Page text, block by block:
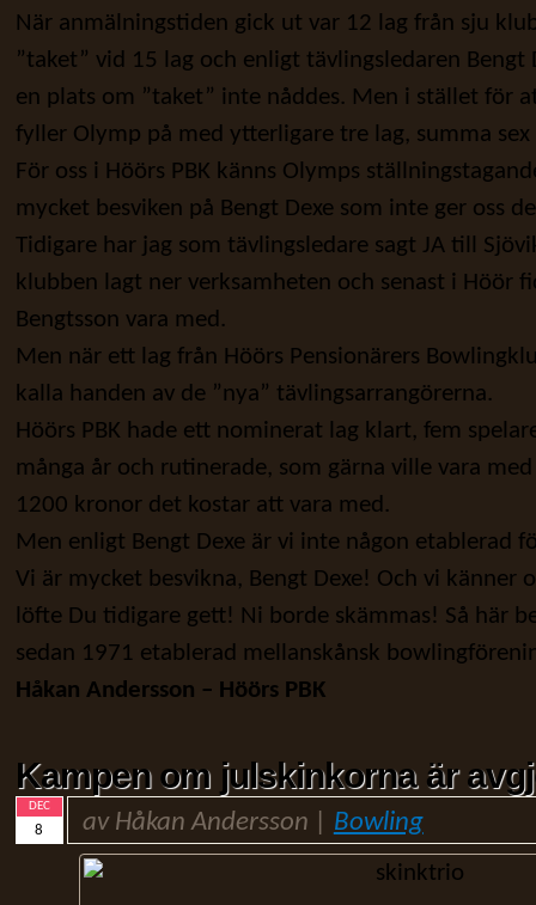
När anmälningstiden gick ut var 12 lag från sju
”taket” vid 15 lag och enligt tävlingsledaren Bengt
en plats om ”taket” inte nåddes. Men i stället för
fyller Olymp på med ytterligare tre lag, summa
För oss i Höörs PBK känns Olymps
mycket besviken på Bengt Dexe som inte ger oss
Tidigare har jag som tävlingsledare sagt JA till
klubben lagt ner verksamheten och senast i Höör
Bengtsson vara med.
Men när ett lag från Höörs Pensionärers
kalla handen av de ”nya” tävlingsarrangörerna.
Höörs PBK hade ett nominerat lag klart, fem
många år och rutinerade, som gärna ville vara
1200 kronor det kostar att vara med.
Men enligt Bengt Dexe är vi inte någon etablerad
Vi är mycket besvikna, Bengt Dexe! Och vi känner
löfte Du tidigare gett! Ni borde skämmas! Så här
sedan 1971 etablerad mellanskånsk
Håkan Andersson – Höörs PBK
Kampen om julskinkorna är
DEC
8 av Håkan Andersson | Bowling